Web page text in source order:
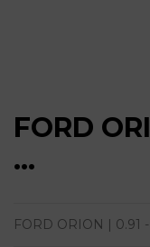
FORD
...
FORD ORION | 0.91 -